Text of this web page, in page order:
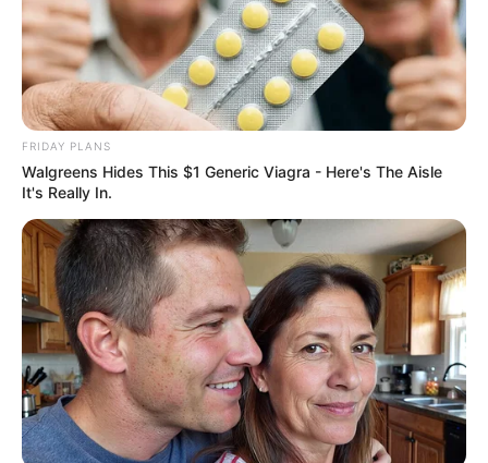
FRIDAY PLANS
Walgreens Hides This $1 Generic Viagra - Here's The Aisle
It's Really In.